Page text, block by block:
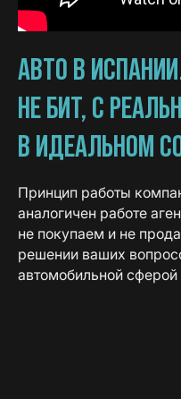
АВТО В
НЕ БИТ, С
В ИДЕАЛЬНОМ
Принцип работы
аналогичен работе
не покупаем и не
решении ваших
автомобильной